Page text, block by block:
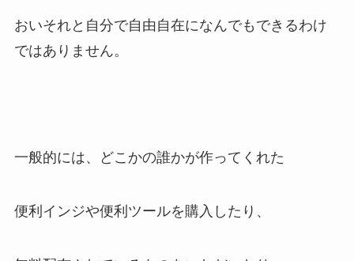
おいそれと自分で自由自在になんでもできるわけ
ではありません。
一般的には、どこかの誰かが作ってくれた
便利インジや便利ツールを購入したり、